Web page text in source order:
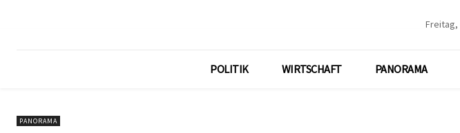
Freitag,
POLITIK WIRTSCHAFT PANORAMA
PANORAMA